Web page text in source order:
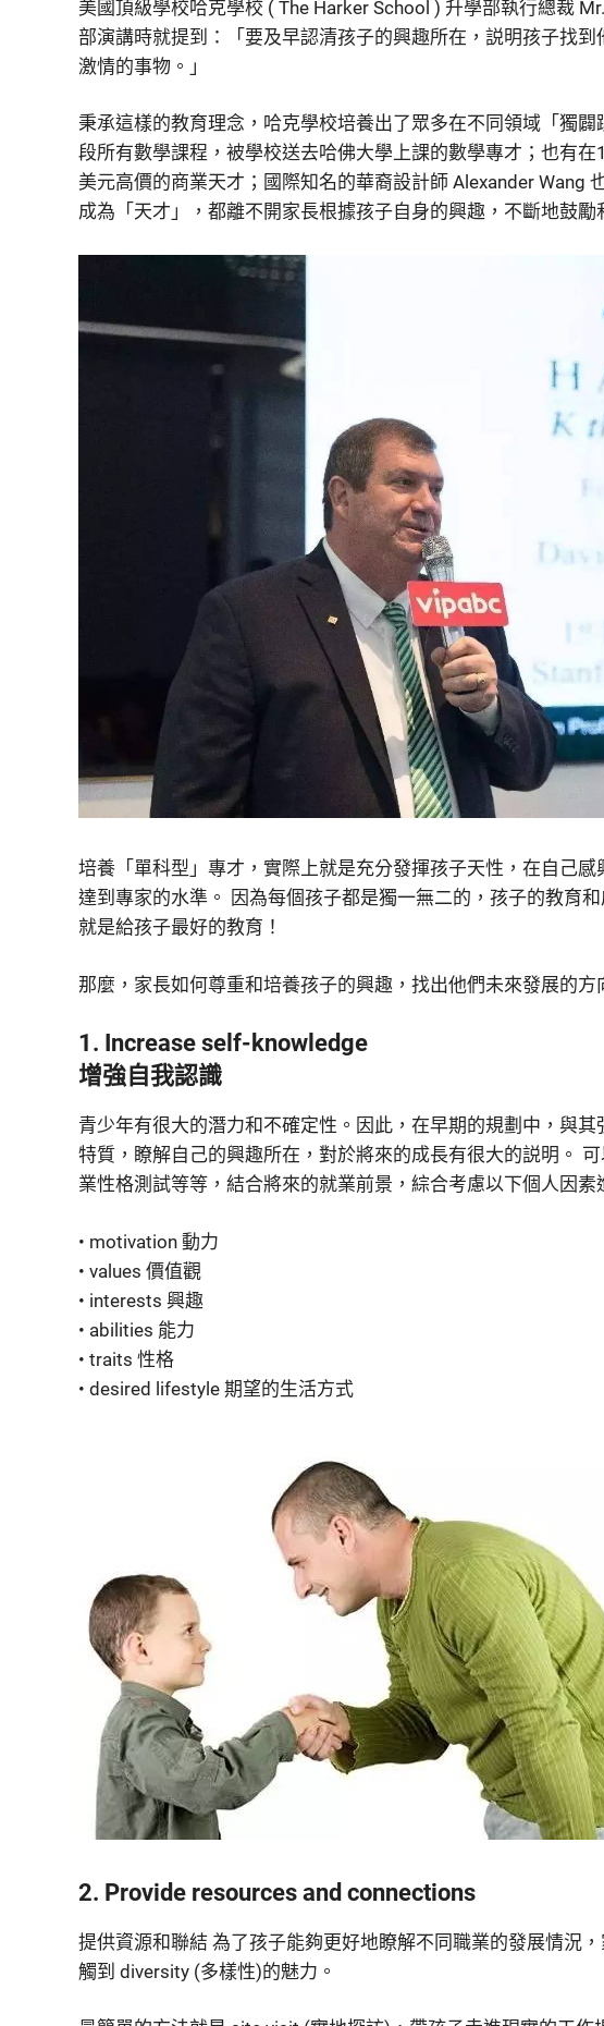
美國頂級學校哈克學校 ( The Harker School ) 升學部執行總裁
部演講時就提到：「要及早認清孩子的興趣所在，説明孩子找
激情的事物。」
秉承這樣的教育理念，哈克學校培養出了眾多在不同領域「獨
段所有數學課程，被學校送去哈佛大學上課的數學專才；也有
美元高價的商業天才；國際知名的華裔設計師 Alexander Wang
成為「天才」，都離不開家長根據孩子自身的興趣，不斷地鼓勵
培養「單科型」專才，實際上就是充分發揮孩子天性，在自己
達到專家的水準。 因為每個孩子都是獨一無二的，孩子的教育
就是給孩子最好的教育！
那麼，家長如何尊重和培養孩子的興趣，找出他們未來發展的方
1. Increase self-knowledge
增強自我認識
青少年有很大的潛力和不確定性。因此，在早期的規劃中，與
特質，瞭解自己的興趣所在，對於將來的成長有很大的説明。
業性格測試等等，結合將來的就業前景，綜合考慮以下個人因素
• motivation 動力
• values 價值觀
• interests 興趣
• abilities 能力
• traits 性格
• desired lifestyle 期望的生活方式
2. Provide resources and connections
提供資源和聯結 為了孩子能夠更好地瞭解不同職業的發展情況
觸到 diversity (多樣性)的魅力。